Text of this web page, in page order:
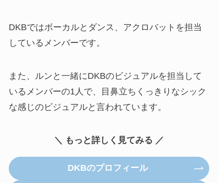
DKBではボーカルとダンス、アクロバットを担当
しているメンバーです。
また、ルンと一緒にDKBのビジュアルを担当して
いるメンバーの1人で、目鼻立ちくっきりなシック
な感じのビジュアルと言われています。
＼ もっと詳しく見てみる ／
DKBのプロフィール